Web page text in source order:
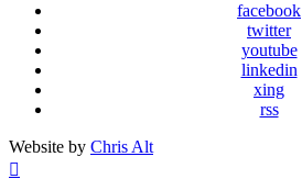
facebook
twitter
youtube
linkedin
xing
rss
Website by Chris Alt